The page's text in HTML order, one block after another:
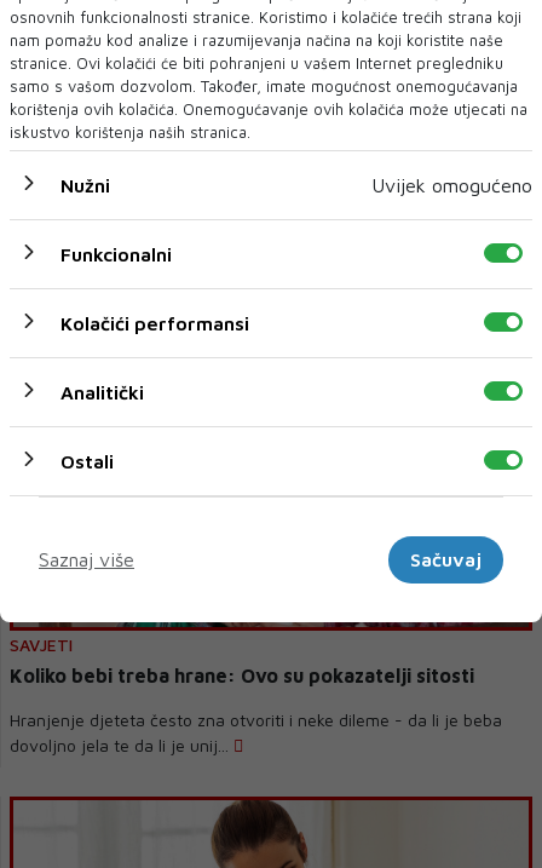
Nenaspavana majka: Poremećen san utječe na
mentalno zdravlje
Poremećaji spavanja su tokom trudnoće i postpartum perioda
često posebno izraženi, a to može biti...
SAVJETI
Koliko bebi treba hrane: Ovo su pokazatelji sitosti
Hranjenje djeteta često zna otvoriti i neke dileme - da li je beba
dovoljno jela te da li je unij...
osnovnih funkcionalnosti stranice. Koristimo i kolačiće trećih strana koji
nam pomažu kod analize i razumijevanja načina na koji koristite naše
stranice. Ovi kolačići će biti pohranjeni u vašem Internet pregledniku
samo s vašom dozvolom. Također, imate mogućnost onemogućavanja
korištenja ovih kolačića. Onemogućavanje ovih kolačića može utjecati na
iskustvo korištenja naših stranica.
Nužni Uvijek omogućeno
Funkcionalni
Kolačići performansi
Analitički
Ostali
Saznaj više
Sačuvaj